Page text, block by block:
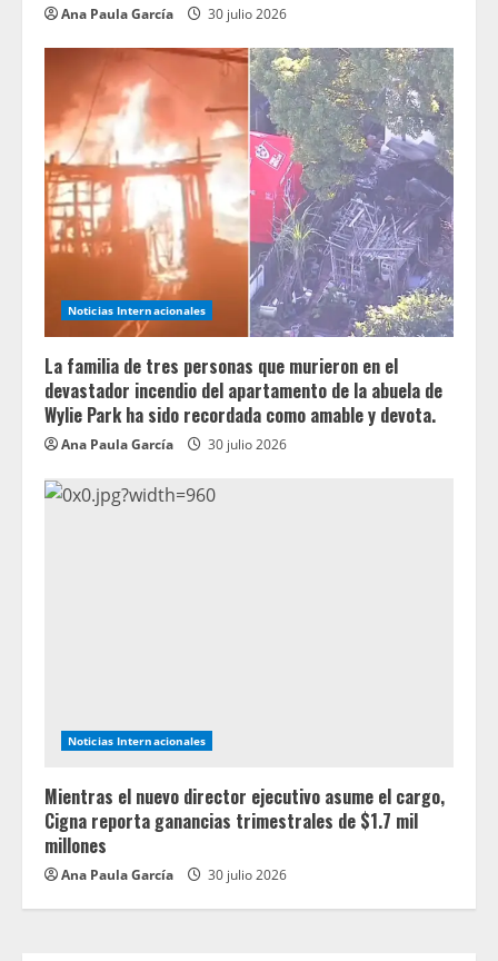
Ana Paula García 30 julio 2026
Noticias Internacionales
La familia de tres personas que murieron en el
devastador incendio del apartamento de la abuela de
Wylie Park ha sido recordada como amable y devota.
Ana Paula García 30 julio 2026
Noticias Internacionales
Mientras el nuevo director ejecutivo asume el cargo,
Cigna reporta ganancias trimestrales de $1.7 mil
millones
Ana Paula García 30 julio 2026